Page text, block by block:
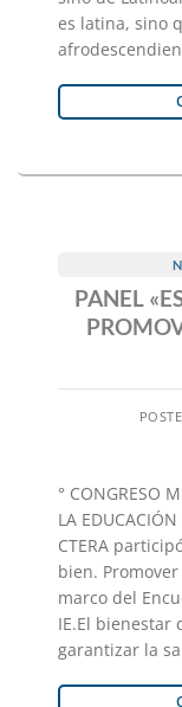
es latina, sino
PANEL
° CONGRESO
LA
CTERA
bien.
marco del
IE.El bienestar
garantizar la